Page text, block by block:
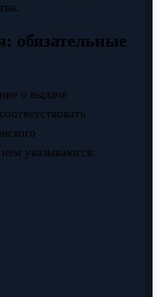
обязательные
о выдаче
указываются: